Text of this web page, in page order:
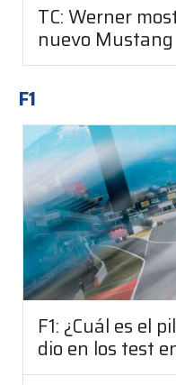
TC: Werner
nuevo Mustang
F1
F1: ¿Cuál es el
dio en los test